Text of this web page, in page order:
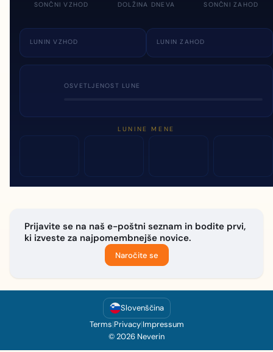
SONČNI VZHOD DOLŽINA DNEVA SONČNI ZAHOD
LUNIN VZHOD LUNIN ZAHOD
OSVETLJENOST LUNE
LUNINE MENE
Prijavite se na naš e-poštni seznam in bodite prvi,
ki izveste za najpomembnejše novice.
Naročite se
Slovenščina
Terms|Privacy|Impressum
© 2026 Neverin